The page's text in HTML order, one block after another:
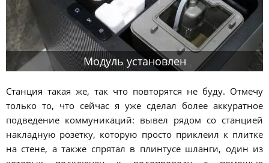
Модуль установлен
Станция такая же, так что повторятся не буду. Отмечу
только то, что сейчас я уже сделал более аккуратное
подведение коммуникаций: вывел рядом со станцией
накладную розетку, которую просто приклеил к плитке
на стене, а также спрятал в плинтусе шланги, один из